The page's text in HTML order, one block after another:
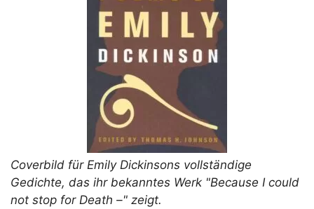
Coverbild für Emily Dickinsons vollständige
Gedichte, das ihr bekanntes Werk "Because I could
not stop for Death –" zeigt.